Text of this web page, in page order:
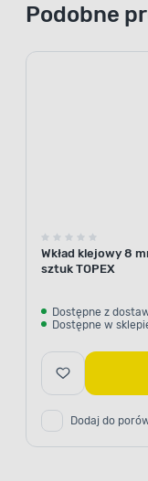
Podobne
Wkład klejowy 8
sztuk TOPEX
Dostępne z
Dostępne w
Dodaj do